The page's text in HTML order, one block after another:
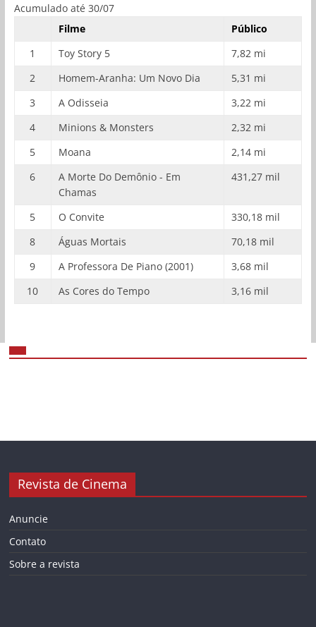
Acumulado até 30/07
Filme
Público
1
Toy Story 5
7,82 mi
2
Homem-Aranha: Um Novo Dia
5,31 mi
3
A Odisseia
3,22 mi
4
Minions & Monsters
2,32 mi
5
Moana
2,14 mi
6
A Morte Do Demônio - Em
Chamas
431,27 mil
5 O Convite
330,18 mil
8
Águas Mortais
70,18 mil
9
A Professora De Piano (2001)
3,68 mil
10
As Cores do Tempo 3,16 mil
Revista de Cinema
Anuncie
Contato
Sobre a revista